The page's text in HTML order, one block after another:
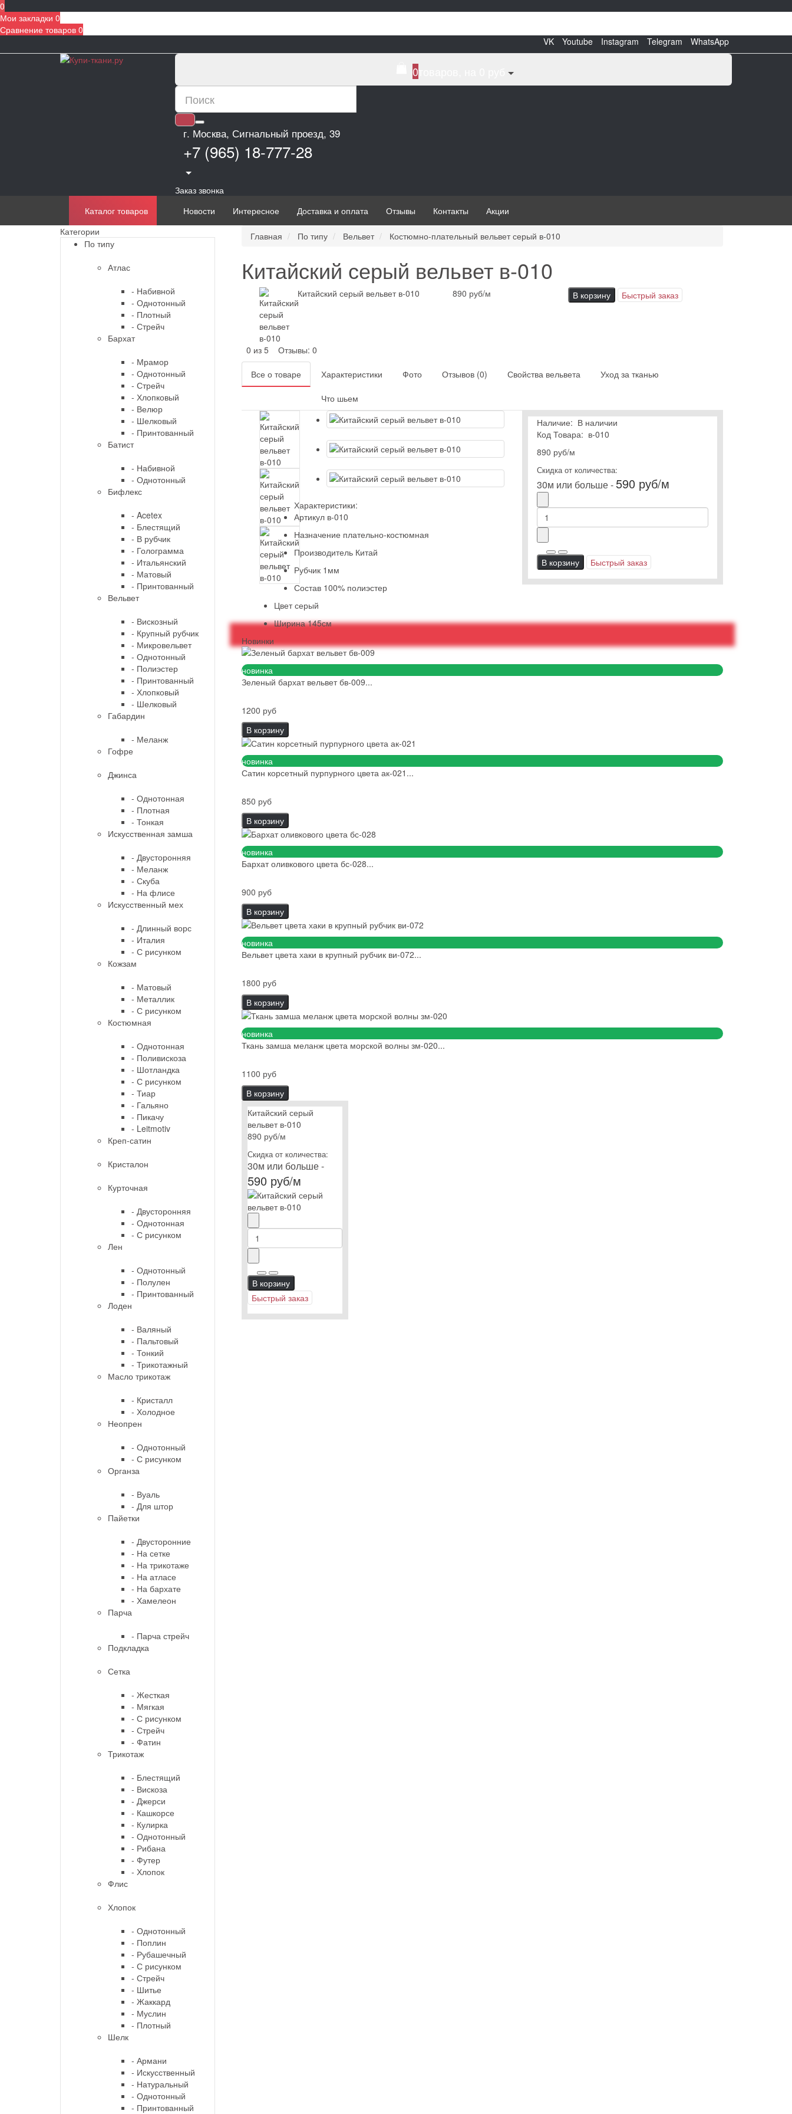
0
Мои закладки 0
Сравнение товаров 0
VK
Youtube Instagram Telegram WhatsApp
0
г. Москва, Сигнальный проезд, 39
+7 (965) 18-777-28
Заказ звонка
Каталог товаров
Новости Интересное Доставка и оплата Отзывы Контакты
Акции
Категории
По типу
Атлас
- Набивной
- Однотонный
- Плотный
- Стрейч
Бархат
- Мрамор
- Однотонный
- Стрейч
- Хлопковый
- Велюр
- Шелковый
- Принтованный
Батист
- Набивной
- Однотонный
Бифлекс
- Acetex
- Блестящий
- В рубчик
- Голограмма
- Итальянский
- Матовый
- Принтованный
Вельвет
- Вискозный
- Крупный рубчик
- Микровельвет
- Однотонный
- Полиэстер
- Принтованный
- Хлопковый
- Шелковый
Габардин
- Меланж
Гофре
Джинса
- Однотонная
- Плотная
- Тонкая
Искусственная замша
- Двусторонняя
- Меланж
- Скуба
- На флисе
Искусственный мех
- Длинный ворс
- Италия
- С рисунком
Кожзам
- Матовый
- Металлик
- С рисунком
Костюмная
- Однотонная
- Поливискоза
- Шотландка
- С рисунком
- Тиар
- Гальяно
- Пикачу
- Leitmotiv
Креп-сатин
Кристалон
Курточная
- Двусторонняя
- Однотонная
- С рисунком
Лен
- Однотонный
- Полулен
- Принтованный
Лоден
- Валяный
- Пальтовый
- Тонкий
- Трикотажный
Масло трикотаж
- Кристалл
- Холодное
Неопрен
- Однотонный
- С рисунком
Органза
- Вуаль
- Для штор
Пайетки
- Двусторонние
- На сетке
- На трикотаже
- На атласе
- На бархате
- Хамелеон
Парча
- Парча стрейч
Подкладка
Сетка
- Жесткая
- Мягкая
- С рисунком
- Стрейч
- Фатин
Трикотаж
- Блестящий
- Вискоза
- Джерси
- Кашкорсе
- Кулирка
- Однотонный
- Рибана
- Футер
- Хлопок
Флис
Хлопок
- Однотонный
- Поплин
- Рубашечный
- С рисунком
- Стрейч
- Шитье
- Жаккард
- Муслин
- Плотный
Шелк
- Армани
- Искусственный
- Натуральный
- Однотонный
- Принтованный
Главная По типу Вельвет Костюмно-плательный вельвет серый в-010
Китайский серый вельвет в-010
Китайский серый вельвет в-010 890 руб/м В корзину Быстрый заказ
0 из 5 Отзывы: 0
Все о товаре Характеристики Фото Отзывов (0) Свойства вельвета Уход за тканью
Что шьем
Характеристики:
Артикул в-010
Назначение плательно-костюмная
Производитель Китай
Рубчик 1мм
Состав 100% полиэстер
Цвет серый
Ширина 145см
Наличие: В наличии
Код Товара: в-010
890 руб/м
Скидка от количества:
30м или больше -590 руб/м
В корзину Быстрый заказ
Новинки
новинка
Зеленый бархат вельвет бв-009...
1200 руб
В корзину
новинка
Сатин корсетный пурпурного цвета ак-021...
850 руб
В корзину
новинка
Бархат оливкового цвета бс-028...
900 руб
В корзину
новинка
Вельвет цвета хаки в крупный рубчик ви-072...
1800 руб
В корзину
новинка
Ткань замша меланж цвета морской волны зм-020...
1100 руб
В корзину
Китайский серый
вельвет в-010
890 руб/м
Скидка от количества:
30м или больше -
590 руб/м
В корзину
Быстрый заказ